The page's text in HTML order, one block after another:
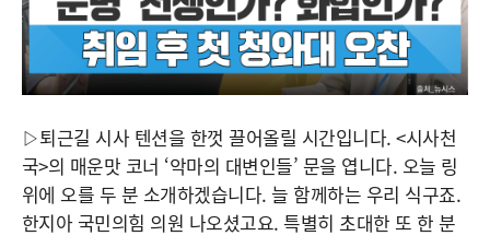
▷퇴근길 시사 텐션을 한껏 끌어올릴 시간입니다. <시사천
국>의 매운맛 코너 ‘악마의 대변인들’ 문을 엽니다. 오늘 링
위에 오를 두 분 소개하겠습니다. 늘 함께하는 우리 식구죠.
한지아 국민의힘 의원 나오셨고요. 특별히 초대한 또 한 분